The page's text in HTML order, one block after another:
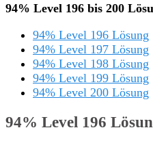
94% Level 196 bis 200
94% Level 196 Lösung
94% Level 197 Lösung
94% Level 198 Lösung
94% Level 199 Lösung
94% Level 200 Lösung
94% Level 196